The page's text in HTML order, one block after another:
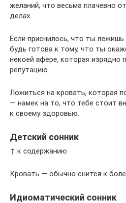
желаний, что весьма плачевно
делах.
Если приснилось, что ты
будь готова к тому, что ты
некоей афере, которая изрядно
репутацию.
Ложиться на кровать, которая
— намек на то, что тебе стоит
к своему здоровью.
Детский сонник
↑ к содержанию
Кровать — обычно снится к
Идиоматический сонник